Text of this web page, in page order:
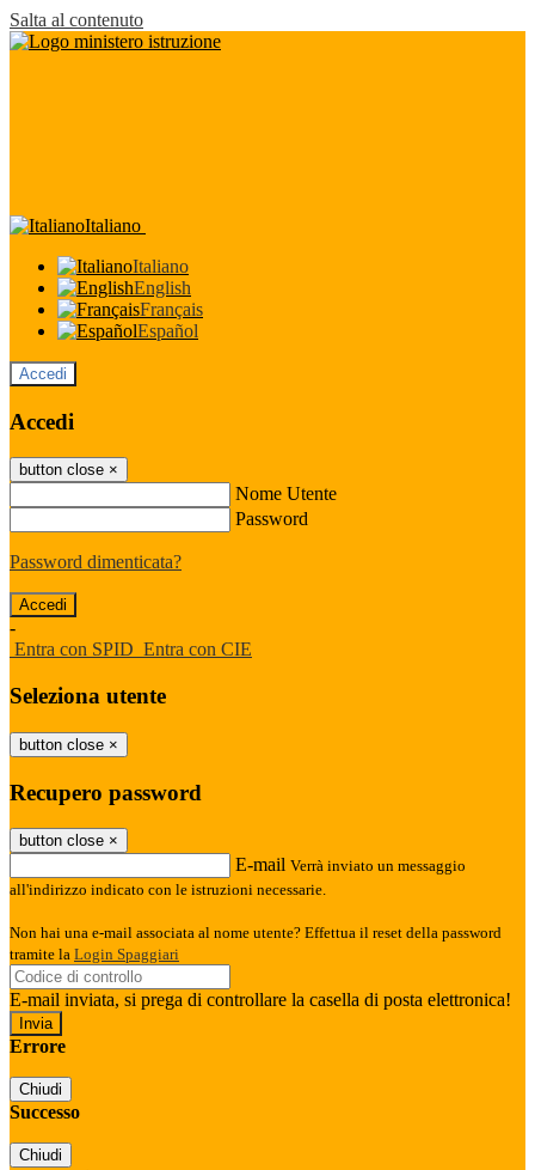
Salta al contenuto
Italiano
Italiano
English
Français
Español
Accedi
Accedi
button close ×
Nome Utente
Password
Password dimenticata?
-
Entra con SPID Entra con CIE
Seleziona utente
button close ×
Recupero password
button close ×
E-mail Verrà inviato un messaggio
all'indirizzo indicato con le istruzioni necessarie.
Non hai una e-mail associata al nome utente? Effettua il reset della password
tramite la Login Spaggiari
E-mail inviata, si prega di controllare la casella di posta elettronica!
Errore
Chiudi
Successo
Chiudi